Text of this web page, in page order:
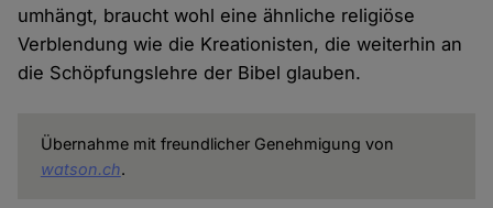
umhängt, braucht wohl eine ähnliche religiöse
Verblendung wie die Kreationisten, die weiterhin an
die Schöpfungslehre der Bibel glauben.
Übernahme mit freundlicher Genehmigung von
watson.ch.